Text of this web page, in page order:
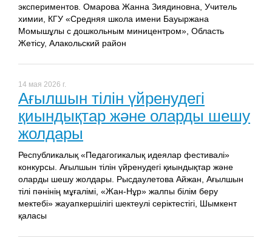
экспериментов. Омарова Жанна Зиядиновна, Учитель
химии, КГУ «Средняя школа имени Бауыржана
Момышұлы с дошкольным миницентром», Область
Жетісу, Алакольский район
14 мая 2026 г.
Ағылшын тілін үйренудегі
қиындықтар және оларды шешу
жолдары
Республикалық «Педагогикалық идеялар фестивалі»
конкурсы. Ағылшын тілін үйренудегі қиындықтар және
оларды шешу жолдары. Рысдаулетова Айжан, Ағылшын
тілі пәнінің мұғалімі, «Жан-Нұр» жалпы білім беру
мектебі» жауапкершілігі шектеулі серіктестігі, Шымкент
қаласы